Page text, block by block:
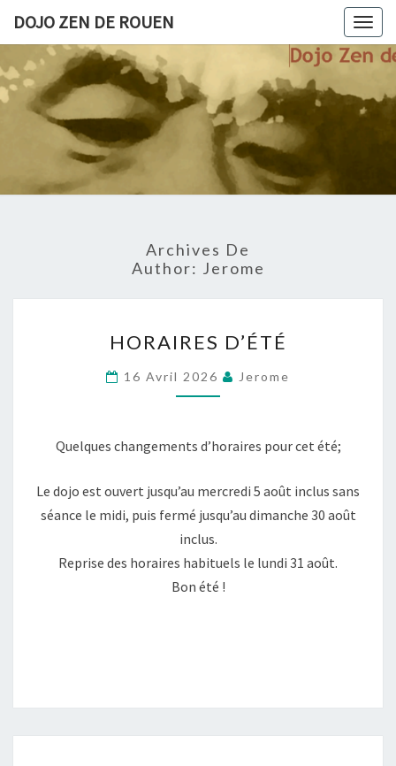
content
DOJO ZEN DE ROUEN
DOJO
ZEN
DE
ROUEN
La
Pratique
Du Zen
(zazen)
Au Dojo
De
Archives De
Author: Jerome
D’ÉTÉ
HORAIRES D’ÉTÉ
16 Avril 2026 Jerome
Quelques changements d’horaires pour cet été;
Le dojo est ouvert jusqu’au mercredi 5 août inclus sans
séance le midi, puis fermé jusqu’au dimanche 30 août
inclus.
Reprise des horaires habituels le lundi 31 août.
Bon été !